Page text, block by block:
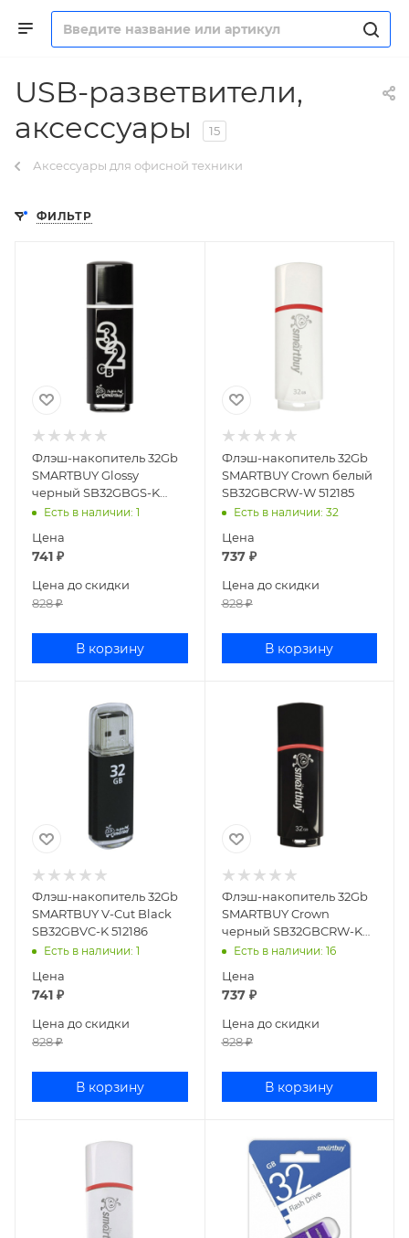
USB-разветвители,
аксессуары
15
Аксессуары для офисной техники
ФИЛЬТР
Флэш-накопитель 32Gb
SMARTBUY Glossy
черный SB32GBGS-K
512776
Есть в наличии: 1
Цена
741 ₽
Цена до скидки
828₽
В корзину
Флэш-накопитель 32Gb
SMARTBUY Crown белый
SB32GBCRW-W 512185
Есть в наличии: 32
Цена
737₽
Цена до скидки
828₽
В корзину
Флэш-накопитель 32Gb
SMARTBUY V-Cut Black
SB32GBVC-K 512186
Есть в наличии: 1
Цена
741 ₽
Цена до скидки
828₽
В корзину
Флэш-накопитель 32Gb
SMARTBUY Crown
черный SB32GBCRW-K
512184
Есть в наличии: 16
Цена
737₽
Цена до скидки
828₽
В корзину